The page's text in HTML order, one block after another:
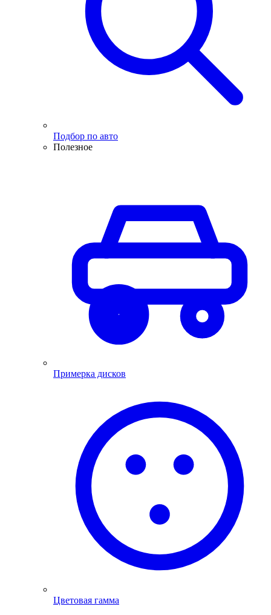
Подбор по авто
Полезное
Примерка дисков
Цветовая гамма